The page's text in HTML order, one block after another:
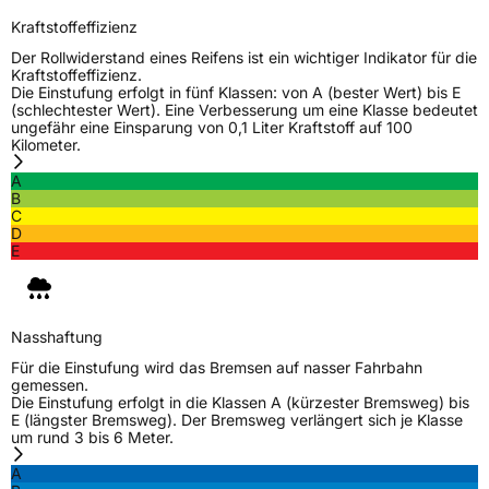
Kraftstoffeffizienz
Der Rollwiderstand eines Reifens ist ein wichtiger Indikator für die
Kraftstoffeffizienz.
Die Einstufung erfolgt in fünf Klassen: von A (bester Wert) bis E
(schlechtester Wert). Eine Verbesserung um eine Klasse bedeutet
ungefähr eine Einsparung von 0,1 Liter Kraftstoff auf 100
Kilometer.
A
B
C
D
E
Nasshaftung
Für die Einstufung wird das Bremsen auf nasser Fahrbahn
gemessen.
Die Einstufung erfolgt in die Klassen A (kürzester Bremsweg) bis
E (längster Bremsweg). Der Bremsweg verlängert sich je Klasse
um rund 3 bis 6 Meter.
A